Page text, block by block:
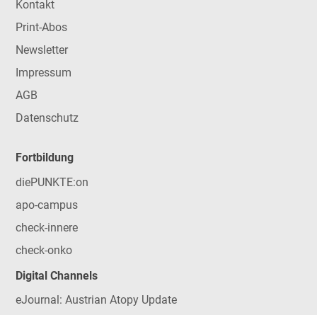
Kontakt
Print-Abos
Newsletter
Impressum
AGB
Datenschutz
Fortbildung
diePUNKTE:on
apo-campus
check-innere
check-onko
Digital Channels
eJournal: Austrian Atopy Update